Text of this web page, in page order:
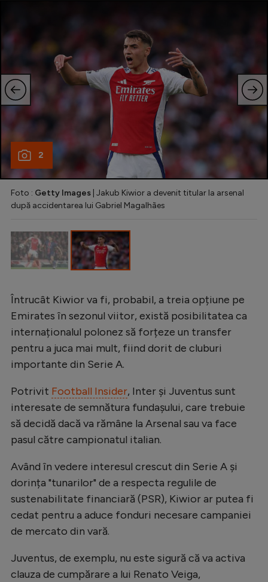
Natație
Formula 1
Gimnastică
Rugby
Alte sporturi
JO 2024
JO 2026
Intră în cont
Creează cont
2
Foto : Getty Images | Jakub Kiwior a devenit titular la arsenal
după accidentarea lui Gabriel Magalhães
Întrucât Kiwior va fi, probabil, a treia opțiune pe
Emirates în sezonul viitor, există posibilitatea ca
internaționalul polonez să forțeze un transfer
pentru a juca mai mult, fiind dorit de cluburi
importante din Serie A.
Potrivit Football Insider, Inter și Juventus sunt
interesate de semnătura fundașului, care trebuie
să decidă dacă va rămâne la Arsenal sau va face
pasul către campionatul italian.
Având în vedere interesul crescut din Serie A și
dorința "tunarilor" de a respecta regulile de
sustenabilitate financiară (PSR), Kiwior ar putea fi
cedat pentru a aduce fonduri necesare campaniei
de mercato din vară.
Juventus, de exemplu, nu este sigură că va activa
clauza de cumpărare a lui Renato Veiga,